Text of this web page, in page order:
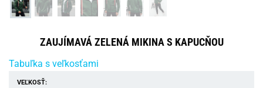
ZAUJÍMAVÁ ZELENÁ MIKINA S KAPUCŇOU
Tabuľka s veľkosťami
VEĽKOSŤ: